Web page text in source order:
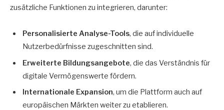
zusätzliche Funktionen zu integrieren, darunter:
Personalisierte Analyse-Tools, die auf individuelle
Nutzerbedürfnisse zugeschnitten sind.
Erweiterte Bildungsangebote, die das Verständnis für
digitale Vermögenswerte fördern.
Internationale Expansion, um die Plattform auch auf
europäischen Märkten weiter zu etablieren.